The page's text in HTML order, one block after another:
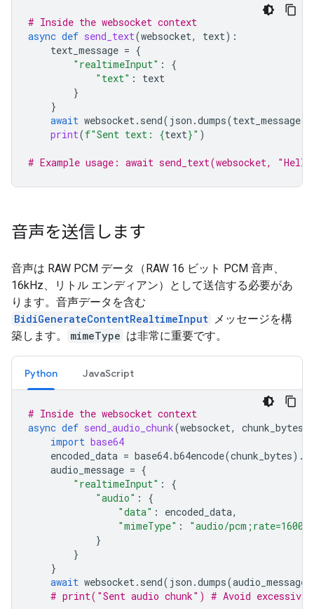
# Inside the websocket context
async def send_text(websocket, text):
text_message = {
"realtimeInput" :
{
"text" :
text
}
}
await websocket. send( json .dumps(text_message
print(f"Sent text: {text}" )
# Example usage: await send_text(websocket,
音声を送信します
音声は RAW PCM データ（RAW 16 ビット PCM 音声、
16kHz、リトル エンディアン）として送信する必要があ
ります。音声データを含む
BidiGenerateContentRealtimeInput メッセージを構
築します。
mimeType は非常に重要です。
Python JavaScript
# Inside the websocket context
async def send_audio_chunk(websocket, chunk_bytes
import base64
encoded_data = base64.b64encode(chunk_bytes) .
audio_message = {
"realtimeInput" :
{
"audio" :
{
"data" : encoded_data,
"mimeType" :
"audio/
}
}
}
await websocket. send( json .dumps(audio_message
# print("Sent audio chunk") # Avoid excessive